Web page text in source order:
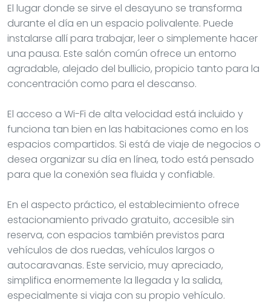
El lugar donde se sirve el desayuno se transforma
durante el día en un espacio polivalente. Puede
instalarse allí para trabajar, leer o simplemente hacer
una pausa. Este salón común ofrece un entorno
agradable, alejado del bullicio, propicio tanto para la
concentración como para el descanso.
El acceso a Wi-Fi de alta velocidad está incluido y
funciona tan bien en las habitaciones como en los
espacios compartidos. Si está de viaje de negocios o
desea organizar su día en línea, todo está pensado
para que la conexión sea fluida y confiable.
En el aspecto práctico, el establecimiento ofrece
estacionamiento privado gratuito, accesible sin
reserva, con espacios también previstos para
vehículos de dos ruedas, vehículos largos o
autocaravanas. Este servicio, muy apreciado,
simplifica enormemente la llegada y la salida,
especialmente si viaja con su propio vehículo.